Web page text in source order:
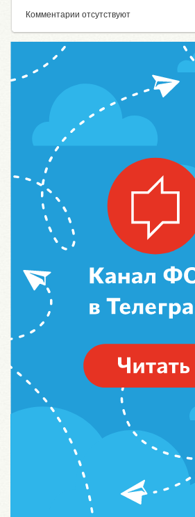
Комментарии отсутствуют